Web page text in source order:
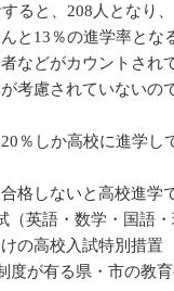
ると、208人となり
と13％の進学率とな
などがカウントされ
考慮されていないの
％しか高校に進学し
格しないと高校進学
（英語・数学・国語・
の高校入試特別措置
度が有る県・市の教